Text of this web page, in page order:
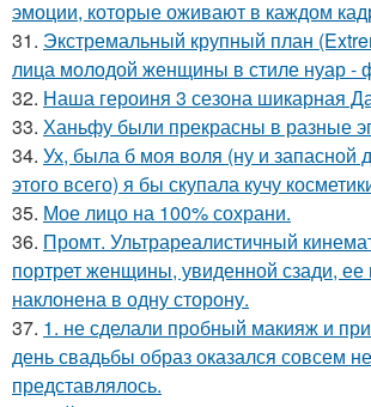
эмоции, которые оживают в каждом
31. Экстремальный крупный план
лица молодой женщины в стиле нуар -
32. Наша героиня 3 сезона шикарная
33. Ханьфу были прекрасны в разные
34. Ух, была б моя воля (ну и запасной
этого всего) я бы скупала кучу
35. Мое лицо на 100% сохрани.
36. Промт. Ультрареалистичный
портрет женщины, увиденной сзади, ее
наклонена в одну сторону.
37. 1. не сделали пробный макияж и
день свадьбы образ оказался совсем
представлялось.